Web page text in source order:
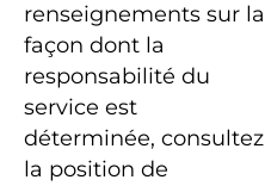
renseignements sur la
façon dont la
responsabilité du
service est
déterminée, consultez
la position de